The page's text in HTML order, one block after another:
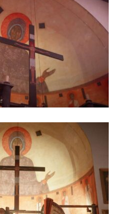
Nowosielski (5)